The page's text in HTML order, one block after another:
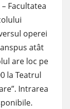
Facultatea
operei
atât
are loc pe
la Teatrul
Intrarea